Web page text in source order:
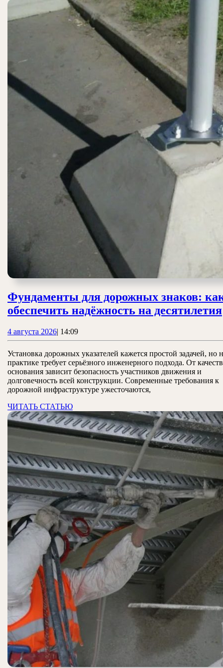
Фундаменты для дорожных знаков:
обеспечить надёжность на десятилетия
4 августа 20264
августа
| 14:09
Установка дорожных указателей кажется простой задачей, но
практике требует серьёзного инженерного подхода. От
основания зависит безопасность участников движения и
долговечность всей конструкции. Современные требования к
дорожной инфраструктуре ужесточаются,
ЧИТАТЬ СТАТЬЮЧИТАТЬ
СТАТЬЮ